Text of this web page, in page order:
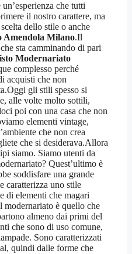
che tutti
il nostro carattere, ma
dello stile o anche
Amendola Milano.Il
sta camminando di pari
Modernariato
complesso perché
acquisti che non
gli stili spesso si
alle volte molto sottili,
poi con una casa che non
elementi vintage,
che non crea
che si desiderava.Allora
siamo. Siamo utenti da
Quest’ultimo è
soddisfare una grande
caratterizza uno stile
di elementi che magari
modernariato è quello che
almeno dai primi del
che sono di uso comune,
Sono caratterizzati
quindi dalle forme che